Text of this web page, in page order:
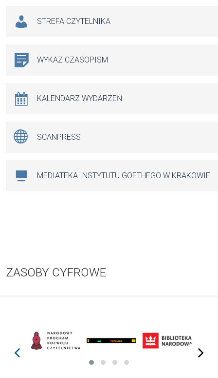
STREFA CZYTELNIKA
WYKAZ CZASOPISM
KALENDARZ WYDARZEŃ
SCANPRESS
MEDIATEKA INSTYTUTU GOETHEGO W KRAKOWIE
ZASOBY CYFROWE
prev next